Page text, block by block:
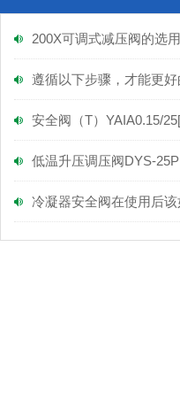
低温升压调压阀DYS-25P